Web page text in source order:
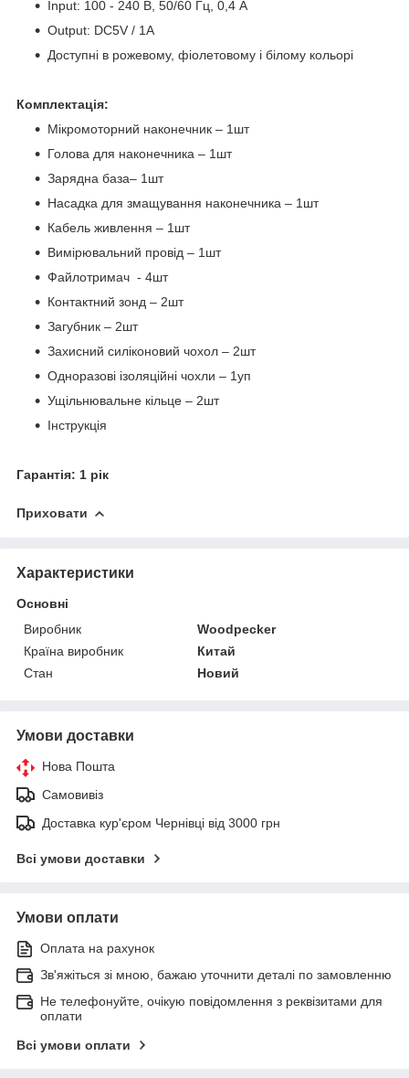
Input: 100 - 240 В, 50/60 Гц, 0,4 А
Output: DC5V / 1A
Доступні в рожевому, фіолетовому і білому кольорі
Комплектація:
Мікромоторний наконечник – 1шт
Голова для наконечника – 1шт
Зарядна база– 1шт
Насадка для змащування наконечника – 1шт
Кабель живлення – 1шт
Вимірювальний провід – 1шт
Файлотримач - 4шт
Контактний зонд – 2шт
Загубник – 2шт
Захисний силіконовий чохол – 2шт
Одноразові ізоляційні чохли – 1уп
Ущільнювальне кільце – 2шт
Інструкція
Гарантія: 1 рік
Приховати
Характеристики
Основні
Виробник
Woodpecker
Країна виробник
Китай
Стан
Новий
Умови доставки
Нова Пошта
Самовивіз
Доставка кур'єром Чернівці від 3000 грн
Всі умови доставки
Умови оплати
Оплата на рахунок
Зв'яжіться зі мною, бажаю уточнити деталі по замовленню
Не телефонуйте, очікую повідомлення з реквізитами для
оплати
Всі умови оплати